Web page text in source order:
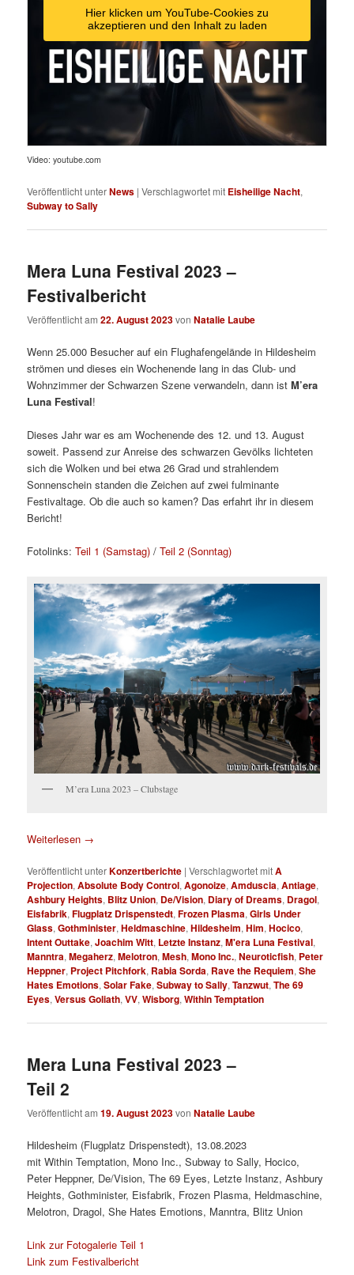
Hier klicken um YouTube-Cookies zu
akzeptieren und den Inhalt zu laden
Video: youtube.com
Veröffentlicht unterNews |Verschlagwortet mit Eisheilige Nacht,
Subway to Sally
Mera Luna Festival 2023 –
Festivalbericht
Veröffentlicht am22. August 2023vonNatalie Laube
Wenn 25.000 Besucher auf ein Flughafengelände in Hildesheim
strömen und dieses ein Wochenende lang in das Club- und
Wohnzimmer der Schwarzen Szene verwandeln, dann istM’era
Luna Festival!
Dieses Jahr war es am Wochenende des 12. und 13. August
soweit. Passend zur Anreise des schwarzen Gevölks lichteten
sich die Wolken und bei etwa 26 Grad und strahlendem
Sonnenschein standen die Zeichen auf zwei fulminante
Festivaltage. Ob die auch so kamen? Das erfahrt ihr in diesem
Bericht!
Fotolinks:Teil 1 (Samstag) /Teil 2 (Sonntag)
M’era Luna 2023 – Clubstage
Weiterlesen →
Veröffentlicht unterKonzertberichte |Verschlagwortet mitA
Projection,Absolute Body Control,Agonoize,Amduscia,Antiage,
Ashbury Heights, Blitz Union, De/Vision, Diary of Dreams, Dragol,
Eisfabrik,Flugplatz Drispenstedt,Frozen Plasma,Girls Under
Glass,Gothminister,Heldmaschine,Hildesheim,Him,Hocico,
Intent Outtake,Joachim Witt, Letzte Instanz,M'era Luna Festival,
Manntra,Megaherz,Melotron,Mesh,Mono Inc.,Neuroticfish, Peter
Heppner, Project Pitchfork, Rabia Sorda, Rave the Requiem,She
Hates Emotions,Solar Fake,Subway to Sally,Tanzwut,The 69
Eyes,Versus Goliath,VV,Wisborg,Within Temptation
Mera Luna Festival 2023 –
Teil 2
Veröffentlicht am19. August 2023vonNatalie Laube
Hildesheim (Flugplatz Drispenstedt), 13.08.2023
mit Within Temptation, Mono Inc., Subway to Sally, Hocico,
Peter Heppner, De/Vision, The 69 Eyes, Letzte Instanz, Ashbury
Heights, Gothminister, Eisfabrik, Frozen Plasma, Heldmaschine,
Melotron, Dragol, She Hates Emotions, Manntra, Blitz Union
Link zur Fotogalerie Teil 1
Link zum Festivalbericht